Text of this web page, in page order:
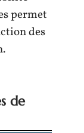
permet
des
de